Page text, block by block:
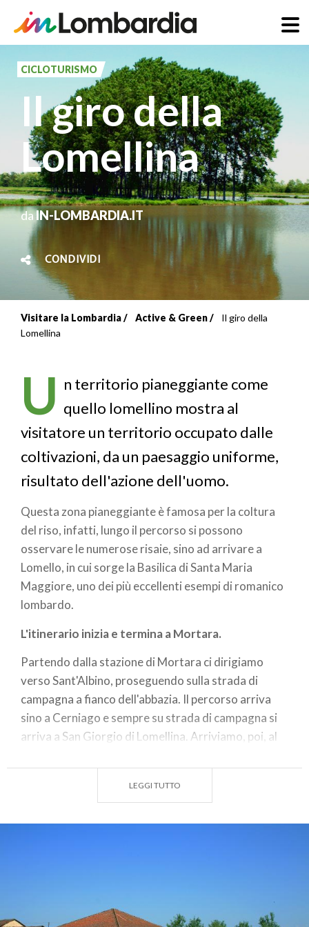
principale
CICLOTURISMO
Il giro della
Lomellina
daIN-LOMBARDIA.IT
CONDIVIDI
Briciole
pane
Visitare la Lombardia Active & Green
Il giro della
Lomellina
U n territorio pianeggiante come
quello lomellino mostra al
visitatore un territorio occupato dalle
coltivazioni, da un paesaggio uniforme,
risultato dell'azione dell'uomo.
Questa zona pianeggiante è famosa per la coltura
del riso, infatti, lungo il percorso si possono
osservare le numerose risaie, sino ad arrivare a
Lomello, in cui sorge la Basilica di Santa Maria
Maggiore, uno dei più eccellenti esempi di romanico
lombardo.
L'itinerario inizia e termina a Mortara.
Partendo dalla stazione di Mortara ci dirigiamo
verso Sant'Albino, proseguendo sulla strada di
campagna a fianco dell'abbazia. Il percorso arriva
sino a Cerniago e sempre su strada di campagna si
arriva a San Giorgio di Lomellina. Arriviamo, poi, al
Retrocediamo su Strada Provinciale 133 fino al
bivio di Cascina Bonaparte e proseguiamo per i
campi, dove si arriva al castello di Scaldasole. Dal
Da qui si toccano in successione Dorno, Garlasco,
Tromello e Remondò, sino a giungere a Mortara.
LEGGI TUTTO